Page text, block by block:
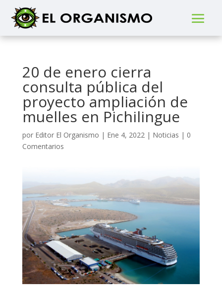
20 de enero cierra
consulta pública del
proyecto ampliación de
muelles en Pichilingue
por Editor El Organismo | Ene 4, 2022| Noticias | 0
Comentarios